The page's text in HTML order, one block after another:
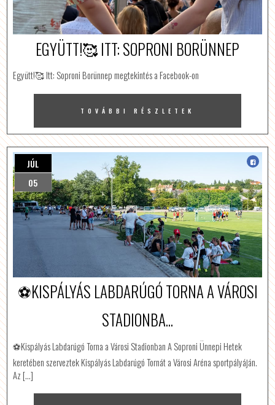
EGYÜTT!🥰 ITT: SOPRONI BORÜNNEP
Együtt!🥰 Itt: Soproni Borünnep megtekintés a Facebook-on
TOVÁBBI RÉSZLETEK
JÚL
05
⚽️KISPÁLYÁS LABDARÚGÓ TORNA A VÁROSI
STADIONBA...
⚽️Kispályás Labdarúgó Torna a Városi Stadionban A Soproni Ünnepi Hetek
keretében szerveztek Kispályás Labdarúgó Tornát a Városi Aréna sportpályáján.
Az […]